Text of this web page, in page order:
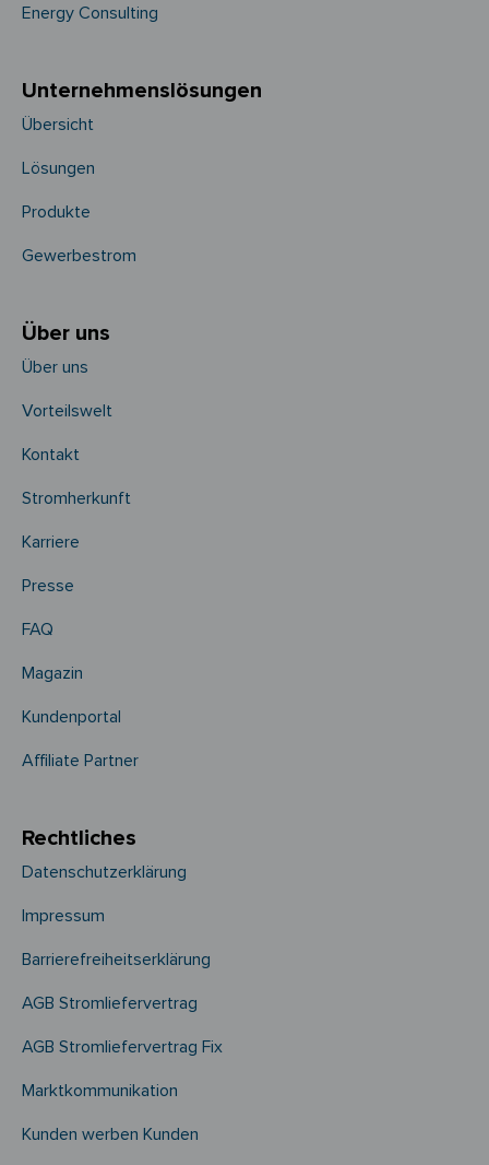
Energy Consulting
Unternehmens­­lösungen
Übersicht
Lösungen
Produkte
Gewerbestrom
Über uns
Über uns
Vorteilswelt
Kontakt
Stromherkunft
Karriere
Presse
FAQ
Magazin
Kundenportal
Affiliate Partner
Rechtliches
Datenschutzerklärung
Impressum
Barrierefreiheitserklärung
AGB Stromliefervertrag
AGB Stromliefervertrag Fix
Marktkommunikation
Kunden werben Kunden